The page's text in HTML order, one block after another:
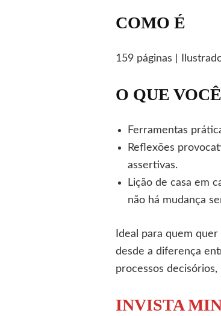
COMO É
159 páginas |
O QUE
Ferramentas
Reflexões
assertivas.
Lição de casa em
não há mudança
Ideal para quem
desde a diferença
processos
INVISTA